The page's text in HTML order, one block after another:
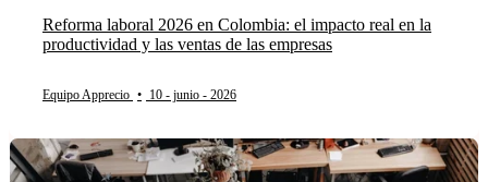
Reforma laboral 2026 en Colombia: el impacto real en la
productividad y las ventas de las empresas
Equipo Apprecio • 10 - junio - 2026